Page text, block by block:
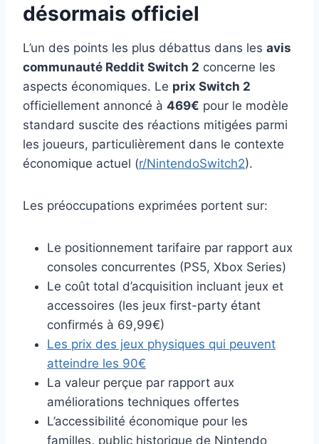
désormais officiel
L’un des points les plus débattus dans les avis
communauté Reddit Switch 2 concerne les
aspects économiques. Le prix Switch 2
officiellement annoncé à 469€ pour le modèle
standard suscite des réactions mitigées parmi
les joueurs, particulièrement dans le contexte
économique actuel (r/NintendoSwitch2).
Les préoccupations exprimées portent sur:
Le positionnement tarifaire par rapport aux
consoles concurrentes (PS5, Xbox Series)
Le coût total d’acquisition incluant jeux et
accessoires (les jeux first-party étant
confirmés à 69,99€)
Les prix des jeux physiques qui peuvent
atteindre les 90€
La valeur perçue par rapport aux
améliorations techniques offertes
L’accessibilité économique pour les
familles, public historique de Nintendo